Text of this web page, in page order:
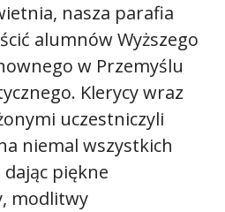
nasza parafia
alumnów Wyższego
w Przemyślu
Klerycy wraz
uczestniczyli
niemal wszystkich
dając piękne
modlitwy